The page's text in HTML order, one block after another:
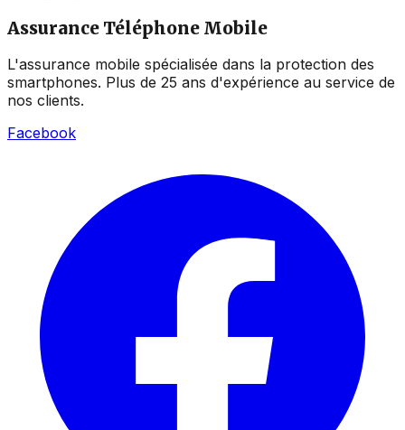
Assurance Téléphone Mobile
L'assurance mobile spécialisée dans la protection des
smartphones. Plus de 25 ans d'expérience au service de
nos clients.
Facebook